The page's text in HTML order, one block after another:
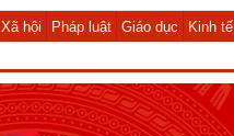
Xã hội Pháp luật Giáo dục Kinh tế